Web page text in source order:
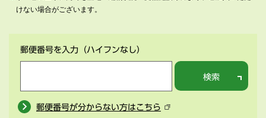
けない場合がございます。
郵便番号を入力 （ハイフンなし）
検索
郵便番号が分からない方はこちら